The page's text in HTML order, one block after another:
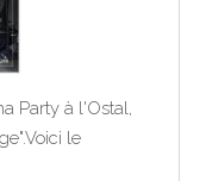
Party à l'Ostal,
le